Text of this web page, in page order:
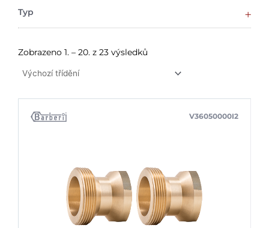
Typ
Zobrazeno 1. – 20. z 23 výsledků
V36050000I2